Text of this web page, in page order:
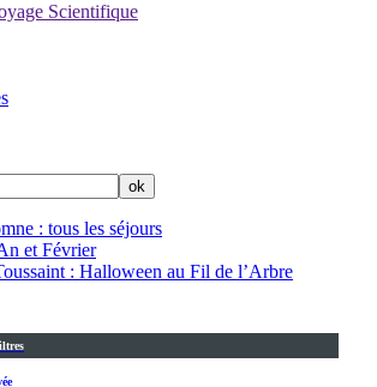
Scientifique
: tous les séjours
et Février
: Halloween au Fil de l’Arbre